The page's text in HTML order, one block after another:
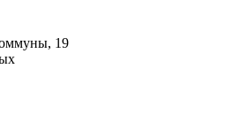
19